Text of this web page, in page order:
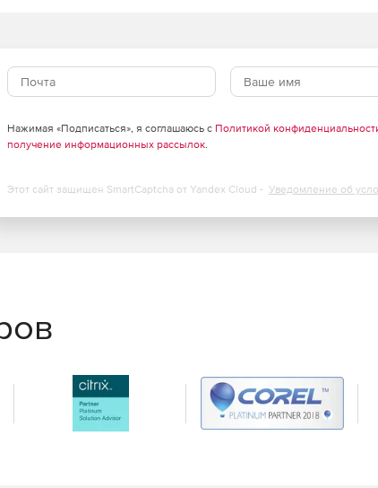
Нажимая «Подписаться», я соглашаюсь с Политикой
получение информационных рассылок.
Этот сайт защищен SmartCaptcha от Yandex Cloud - Уведомление об